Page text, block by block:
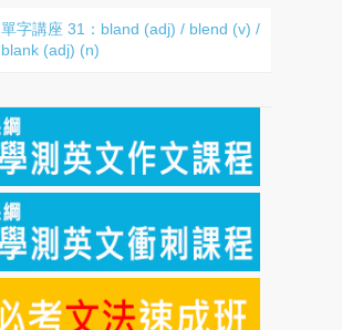
單字講座 31：bland (adj) / blend (v) /
blank (adj) (n)